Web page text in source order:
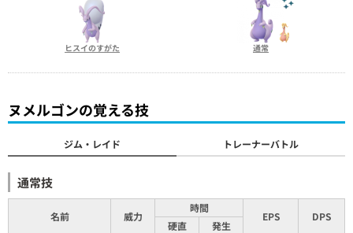
ヒスイのすがた 通常
ヌメルゴンの覚える技
ジム・レイド トレーナーバトル
通常技
名前 威力
時間
EPS DPS
硬直
発生